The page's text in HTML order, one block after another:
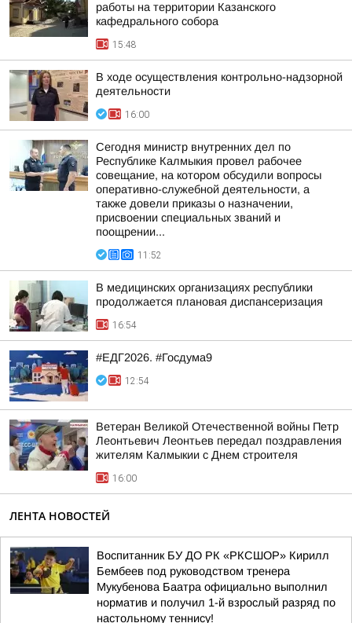
работы на территории Казанского
кафедрального собора
15:48
В ходе осуществления контрольно-надзорной
деятельности
16:00
Сегодня министр внутренних дел по
Республике Калмыкия провел рабочее
совещание, на котором обсудили вопросы
оперативно-служебной деятельности, а
также довели приказы о назначении,
присвоении специальных званий и
поощрении...
11:52
В медицинских организациях республики
продолжается плановая диспансеризация
16:54
#ЕДГ2026. #Госдума9
12:54
Ветеран Великой Отечественной войны Петр
Леонтьевич Леонтьев передал поздравления
жителям Калмыкии с Днем строителя
16:00
ЛЕНТА НОВОСТЕЙ
Воспитанник БУ ДО РК «РКСШОР» Кирилл
Бембеев под руководством тренера
Мукубенова Баатра официально выполнил
норматив и получил 1-й взрослый разряд по
настольному теннису!